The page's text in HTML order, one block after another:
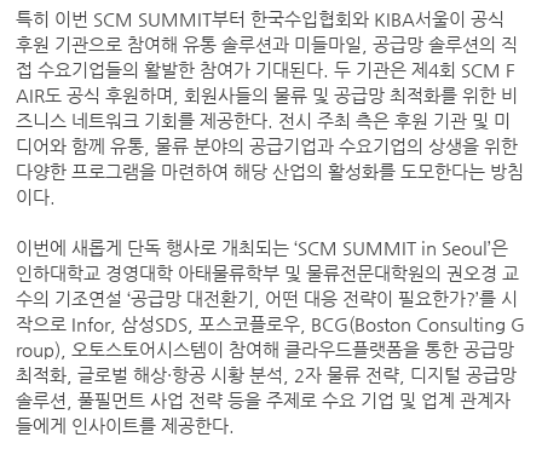
특히 이번 SCM SUMMIT부터 한국수입협회와 KIBA서울이 공식
후원 기관으로 참여해 유통 솔루션과 미들마일, 공급망 솔루션의 직
접 수요기업들의 활발한 참여가 기대된다. 두 기관은 제4회 SCM F
AIR도 공식 후원하며, 회원사들의 물류 및 공급망 최적화를 위한 비
즈니스 네트워크 기회를 제공한다. 전시 주최 측은 후원 기관 및 미
디어와 함께 유통, 물류 분야의 공급기업과 수요기업의 상생을 위한
다양한 프로그램을 마련하여 해당 산업의 활성화를 도모한다는 방침
이다.
이번에 새롭게 단독 행사로 개최되는 ‘SCM SUMMIT in Seoul’은
인하대학교 경영대학 아태물류학부 및 물류전문대학원의 권오경 교
수의 기조연설 ‘공급망 대전환기, 어떤 대응 전략이 필요한가?’를 시
작으로 Infor, 삼성SDS, 포스코플로우, BCG(Boston Consulting G
roup), 오토스토어시스템이 참여해 클라우드플랫폼을 통한 공급망
최적화, 글로벌 해상·항공 시황 분석, 2자 물류 전략, 디지털 공급망
솔루션, 풀필먼트 사업 전략 등을 주제로 수요 기업 및 업계 관계자
들에게 인사이트를 제공한다.